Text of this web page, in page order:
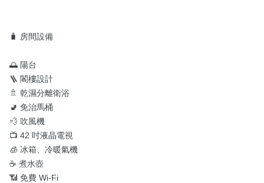
🧳 房間設備
🌅 陽台
🪜 閣樓設計
🚿 乾濕分離衛浴
🚽 免治馬桶
💨 吹風機
📺 42 吋液晶電視
🧊 冰箱、冷暖氣機
☕ 煮水壺
📶 免費 Wi-Fi